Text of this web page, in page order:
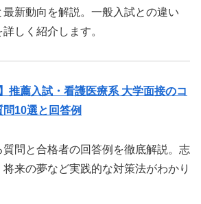
新動向を解説。一般入試との違い
しく紹介します。
推薦入試・看護医療系 大学面接のコ
10選と回答例
問と合格者の回答例を徹底解説。志
来の夢など実践的な対策法がわかり